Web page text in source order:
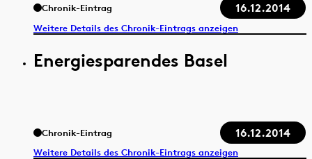
Chronik-Eintrag 16.12.2014
Weitere Details des Chronik-Eintrags anzeigen
Energiesparendes Basel
Chronik-Eintrag 16.12.2014
Weitere Details des Chronik-Eintrags anzeigen